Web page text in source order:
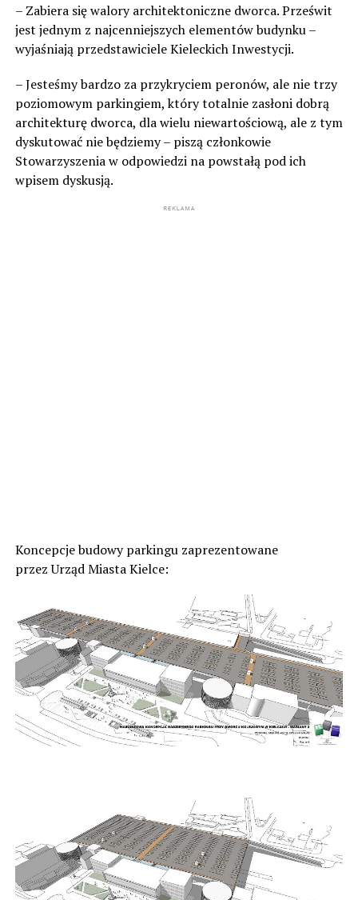
– Zabiera się walory architektoniczne dworca. Prześwit
jest jednym z najcenniejszych elementów budynku –
wyjaśniają przedstawiciele Kieleckich Inwestycji.
– Jesteśmy bardzo za przykryciem peronów, ale nie trzy
poziomowym parkingiem, który totalnie zasłoni dobrą
architekturę dworca, dla wielu niewartościową, ale z tym
dyskutować nie będziemy – piszą członkowie
Stowarzyszenia w odpowiedzi na powstałą pod ich
wpisem dyskusją.
Koncepcje budowy parkingu zaprezentowane
przez Urząd Miasta Kielce: